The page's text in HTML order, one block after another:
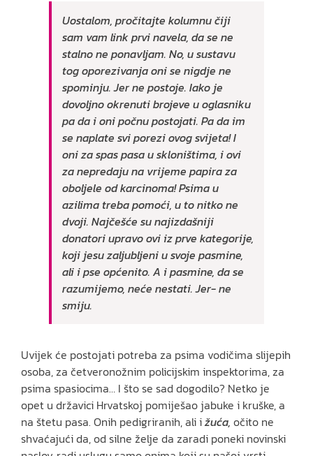
Uostalom, pročitajte kolumnu čiji
sam vam link prvi navela, da se ne
stalno ne ponavljam. No, u sustavu
tog oporezivanja oni se nigdje ne
spominju. Jer ne postoje. Iako je
dovoljno okrenuti brojeve u oglasniku
pa da i oni počnu postojati. Pa da im
se naplate svi porezi ovog svijeta! I
oni za spas pasa u skloništima, i ovi
za nepredaju na vrijeme papira za
oboljele od karcinoma! Psima u
azilima treba pomoći, u to nitko ne
dvoji. Najčešće su najizdašniji
donatori upravo ovi iz prve kategorije,
koji jesu zaljubljeni u svoje pasmine,
ali i pse općenito. A i pasmine, da se
razumijemo, neće nestati. Jer- ne
smiju.
Uvijek će postojati potreba za psima vodičima slijepih
osoba, za četveronožnim policijskim inspektorima, za
psima spasiocima… I što se sad dogodilo? Netko je
opet u državici Hrvatskoj pomiješao jabuke i kruške, a
na štetu pasa. Onih pedigriranih, ali ižuća, očito ne
shvaćajući da, od silne želje da zaradi poneki novinski